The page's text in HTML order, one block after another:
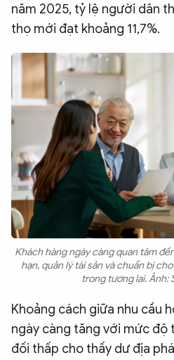
năm 2025, tỷ lệ người dân
thọ mới đạt khoảng 11,7%.
Khách hàng ngày càng quan tâm
hạn, quản lý tài sản và chuẩn bị
trong tương lai. Ảnh:
Khoảng cách giữa nhu cầu
ngày càng tăng với mức độ
đối thấp cho thấy dư địa